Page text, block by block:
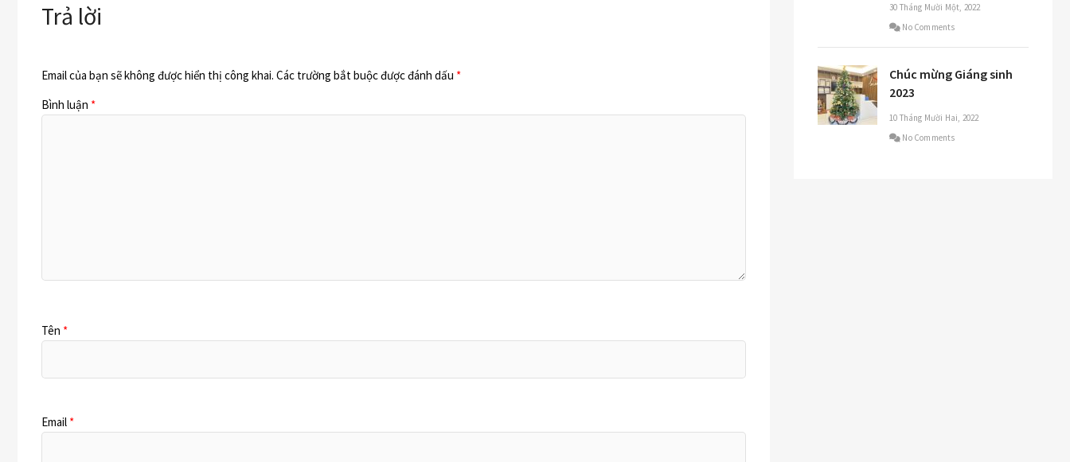
Trả lời
Email của bạn sẽ không được hiển thị công khai. Các trường bắt buộc được đánh dấu *
Bình luận *
Tên *
Email *
30 Tháng Mười Một, 2022
No Comments
Chúc mừng Giáng sinh
2023
10 Tháng Mười Hai, 2022
No Comments